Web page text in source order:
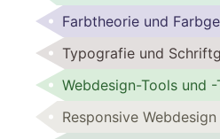
Farbtheorie und
Typografie und
Webdesign-Tools und -
Responsive Webdesign